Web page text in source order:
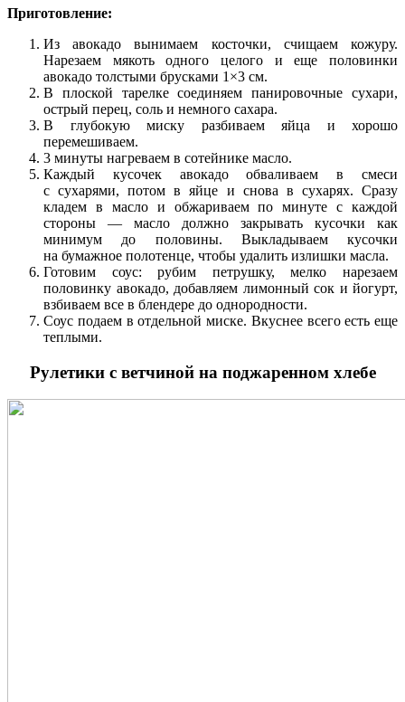
Приготовление:
Из авокадо вынимаем косточки, счищаем кожуру.
Нарезаем мякоть одного целого и еще половинки
авокадо толстыми брусками 1×3 см.
В плоской тарелке соединяем панировочные сухари,
острый перец, соль и немного сахара.
В глубокую миску разбиваем яйца и хорошо
перемешиваем.
3 минуты нагреваем в сотейнике масло.
Каждый кусочек авокадо обваливаем в смеси
с сухарями, потом в яйце и снова в сухарях. Сразу
кладем в масло и обжариваем по минуте с каждой
стороны — масло должно закрывать кусочки как
минимум до половины. Выкладываем кусочки
на бумажное полотенце, чтобы удалить излишки масла.
Готовим соус: рубим петрушку, мелко нарезаем
половинку авокадо, добавляем лимонный сок и йогурт,
взбиваем все в блендере до однородности.
Соус подаем в отдельной миске. Вкуснее всего есть еще
теплыми.
Рулетики с ветчиной на поджаренном хлебе